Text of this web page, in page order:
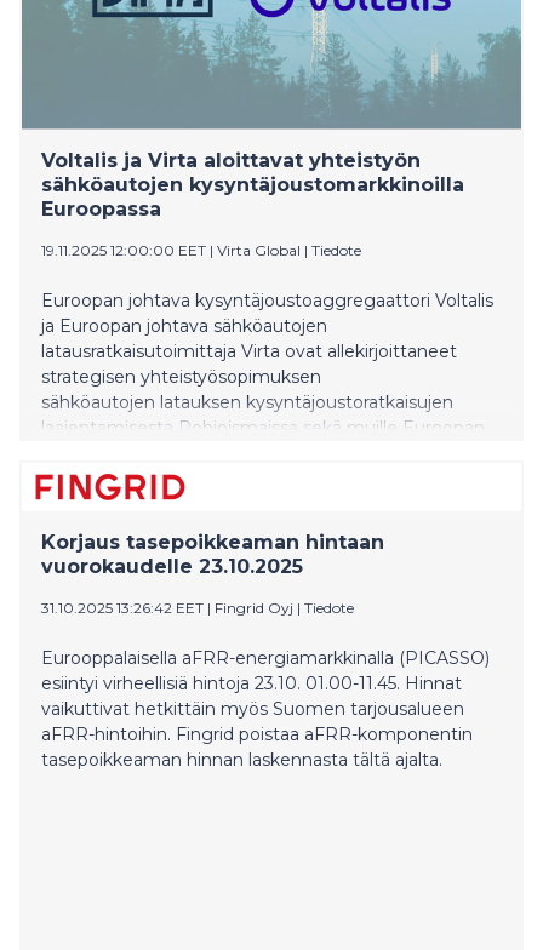
Voltalis ja Virta aloittavat yhteistyön
sähköautojen kysyntäjoustomarkkinoilla
Euroopassa
19.11.2025 12:00:00 EET | Virta Global | Tiedote
Euroopan johtava kysyntäjoustoaggregaattori Voltalis
ja Euroopan johtava sähköautojen
latausratkaisutoimittaja Virta ovat allekirjoittaneet
strategisen yhteistyösopimuksen
sähköautojen latauksen kysyntäjoustoratkaisujen
laajentamisesta Pohjoismaissa sekä muille Euroopan
Korjaus tasepoikkeaman hintaan
vuorokaudelle 23.10.2025
31.10.2025 13:26:42 EET | Fingrid Oyj | Tiedote
Eurooppalaisella aFRR-energiamarkkinalla (PICASSO)
esiintyi virheellisiä hintoja 23.10. 01.00-11.45. Hinnat
vaikuttivat hetkittäin myös Suomen tarjousalueen
aFRR-hintoihin. Fingrid poistaa aFRR-komponentin
tasepoikkeaman hinnan laskennasta tältä ajalta.